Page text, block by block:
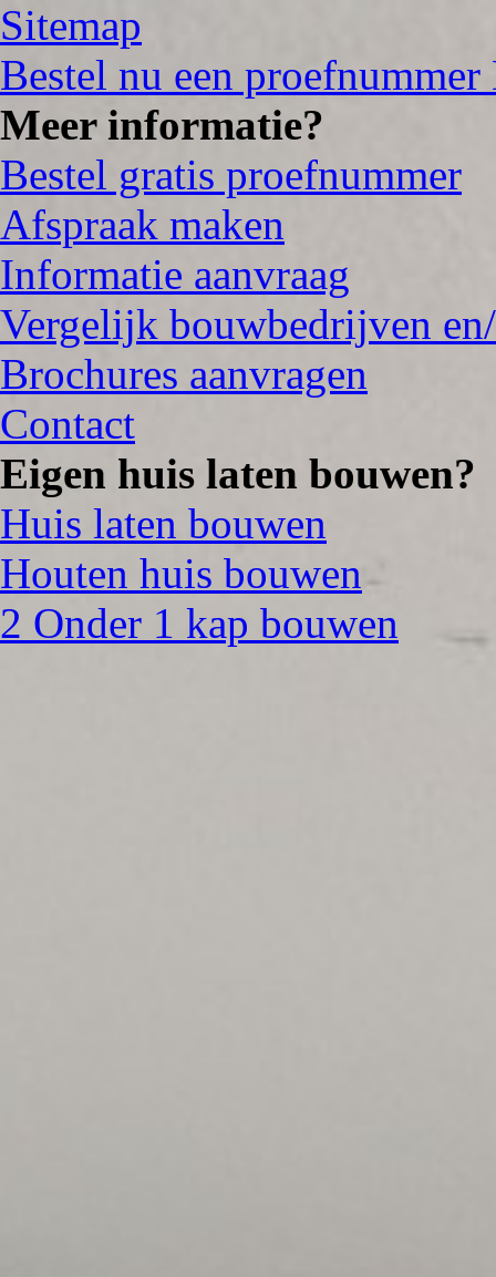
Sitemap
Bestel nu een
Meer informatie?
Bestel gratis proefnummer
Afspraak maken
Informatie aanvraag
Vergelijk bouwbedrijven
Brochures aanvragen
Contact
Eigen huis laten bouwen?
Huis laten bouwen
Houten huis bouwen
2 Onder 1 kap bouwen